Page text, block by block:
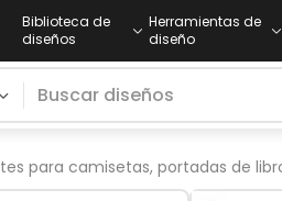
Biblioteca de
diseños
Herramientas de
diseño
para camisetas, portadas de